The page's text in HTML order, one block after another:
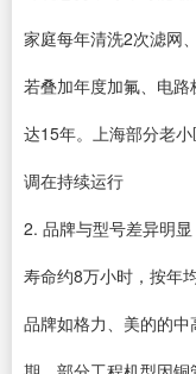
家庭每年清洗2次滤网
若叠加年度加氟、电
达15年。上海部分老
调在持续运行
2. 品牌与型号差异明
寿命约8万小时，按年
品牌如格力、美的的